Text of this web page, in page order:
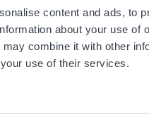
content and ads, to
about your use of
combine it with other
use of their services.Marken